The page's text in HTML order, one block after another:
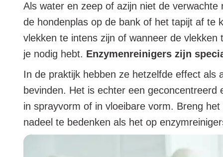
Als water en zeep of azijn niet de
de hondenplas op de bank of het tapijt af te
vlekken te intens zijn of wanneer de
je nodig hebt. Enzymenreinigers zijn
In de praktijk hebben ze hetzelfde effect als
bevinden. Het is echter een
in sprayvorm of in vloeibare vorm. Breng
nadeel te bedenken als het op